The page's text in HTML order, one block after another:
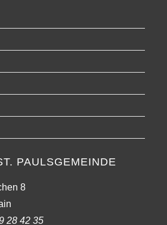
PAULSGEMEINDE
8
28 42 35